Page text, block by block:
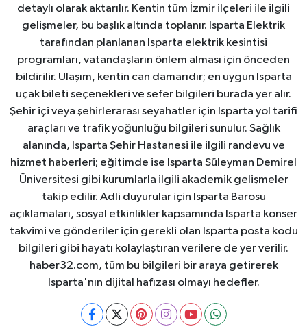
detaylı olarak aktarılır. Kentin tüm İzmir ilçeleri ile ilgili
gelişmeler, bu başlık altında toplanır. Isparta Elektrik
tarafından planlanan Isparta elektrik kesintisi
programları, vatandaşların önlem alması için önceden
bildirilir. Ulaşım, kentin can damarıdır; en uygun Isparta
uçak bileti seçenekleri ve sefer bilgileri burada yer alır.
Şehir içi veya şehirlerarası seyahatler için Isparta yol tarifi
araçları ve trafik yoğunluğu bilgileri sunulur. Sağlık
alanında, Isparta Şehir Hastanesi ile ilgili randevu ve
hizmet haberleri; eğitimde ise Isparta Süleyman Demirel
Üniversitesi gibi kurumlarla ilgili akademik gelişmeler
takip edilir. Adli duyurular için Isparta Barosu
açıklamaları, sosyal etkinlikler kapsamında Isparta konser
takvimi ve gönderiler için gerekli olan Isparta posta kodu
bilgileri gibi hayatı kolaylaştıran verilere de yer verilir.
haber32.com, tüm bu bilgileri bir araya getirerek
Isparta'nın dijital hafızası olmayı hedefler.